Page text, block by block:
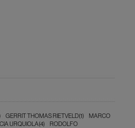
GERRIT THOMAS RIETVELD(1)
MARCO
URQUIOLA(4)
RODOLFO